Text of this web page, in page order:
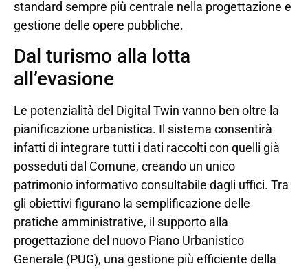
standard sempre più centrale nella progettazione e
gestione delle opere pubbliche.
Dal turismo alla lotta
all’evasione
Le potenzialità del Digital Twin vanno ben oltre la
pianificazione urbanistica. Il sistema consentirà
infatti di integrare tutti i dati raccolti con quelli già
posseduti dal Comune, creando un unico
patrimonio informativo consultabile dagli uffici. Tra
gli obiettivi figurano la semplificazione delle
pratiche amministrative, il supporto alla
progettazione del nuovo Piano Urbanistico
Generale (PUG), una gestione più efficiente della